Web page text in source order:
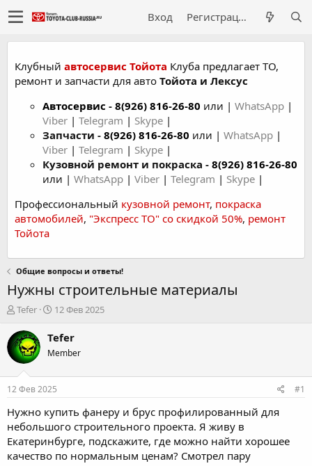
Вход Регистрация
Клубный автосервис Тойота Клуба предлагает ТО,
ремонт и запчасти для авто Тойота и Лексус
Автосервис - 8(926) 816-26-80 или | WhatsApp |
Viber | Telegram | Skype |
Запчасти - 8(926) 816-26-80 или | WhatsApp |
Viber | Telegram | Skype |
Кузовной ремонт и покраска - 8(926) 816-26-80
или | WhatsApp | Viber | Telegram | Skype |
Профессиональный кузовной ремонт, покраска
автомобилей, "Экспресс ТО" со скидкой 50%, ремонт
Тойота
Общие вопросы и ответы!
Нужны строительные материалы
А
т
о
р
е
м
ы
Tefer
Д
т
н
ч
а
л
12 Фев 2025
Tefer
Member
12 Фев 2025 #1
Нужно купить фанеру и брус профилированный для
небольшого строительного проекта. Я живу в
Екатеринбурге, подскажите, где можно найти хорошее
качество по нормальным ценам? Смотрел пару